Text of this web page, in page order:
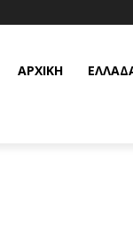
ΑΡΧΙΚΗ